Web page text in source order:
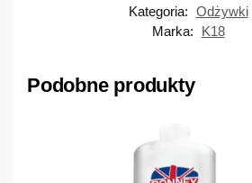
Kategoria: Odżywki
Marka:
K18
Podobne produkty